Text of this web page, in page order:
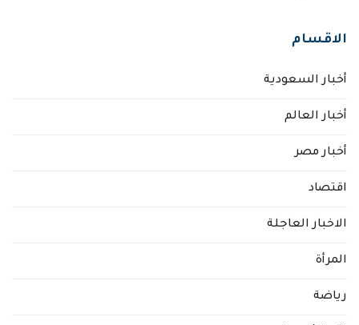
الاقسام
أخبار السعودية
أخبار العالم
أخبار مصر
اقتصاد
الاخبار العاجلة
المرأة
رياضة